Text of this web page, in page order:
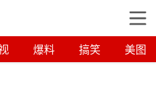
爆料 搞笑 美图